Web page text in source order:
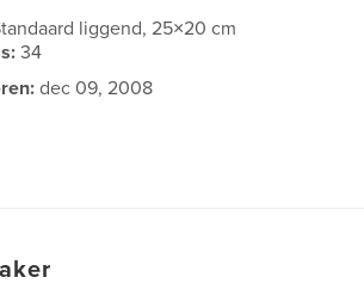
liggend, 25×20 cm
34
dec 09, 2008